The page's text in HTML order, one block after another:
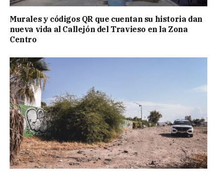
Murales y códigos QR que cuentan su historia dan
nueva vida al Callejón del Travieso en la Zona
Centro